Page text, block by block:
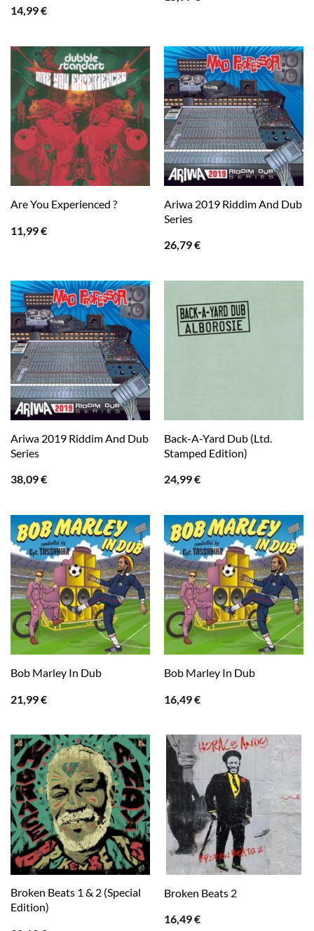
14,99€
Are You Experienced ?
11,99€
Ariwa 2019 Riddim And Dub
Series
26,79€
Ariwa 2019 Riddim And Dub
Series
38,09€
Back-A-Yard Dub (Ltd.
Stamped Edition)
24,99€
Bob Marley In Dub
21,99€
Bob Marley In Dub
16,49€
Broken Beats 1 & 2 (Special
Edition)
Broken Beats 2
16,49€